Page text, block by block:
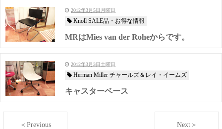
2012年3月5日月曜日
Knoll SALE品・お得な情報
MRはMies van der Roheからです。
2012年3月3日土曜日
Herman Miller チャールズ＆レイ・イームズ
キャスターベース
＜Previous Next＞